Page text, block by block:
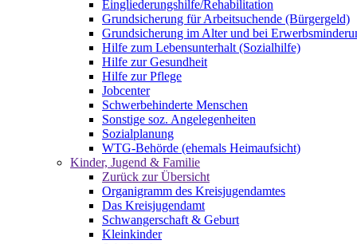
Eingliederungshilfe/Rehabilitation
Grundsicherung für Arbeitsuchende (Bürgergeld)
Grundsicherung im Alter und bei
Hilfe zum Lebensunterhalt (Sozialhilfe)
Hilfe zur Gesundheit
Hilfe zur Pflege
Jobcenter
Schwerbehinderte Menschen
Sonstige soz. Angelegenheiten
Sozialplanung
WTG-Behörde (ehemals Heimaufsicht)
Kinder, Jugend & Familie
Zurück zur Übersicht
Organigramm des Kreisjugendamtes
Das Kreisjugendamt
Schwangerschaft & Geburt
Kleinkinder